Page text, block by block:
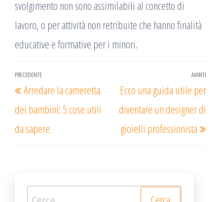
svolgimento non sono assimilabili al concetto di
lavoro, o per attività non retribuite che hanno finalità
educative e formative per i minori.
Navigazione
articoli
Articolo
precedente
PRECEDENTE
Arredare la cameretta
dei bambini: 5 cose utili
da sapere
AVANTI
Ecco una guida utile per
diventare un designer di
gioielli professionista
Ricerca